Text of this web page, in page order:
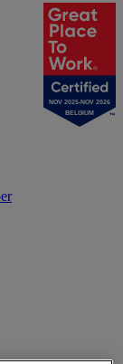
NOV 2025-NOV 2026
BELGIUM